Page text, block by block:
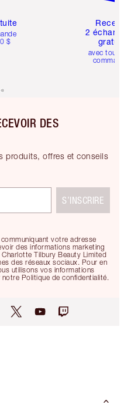
$
2
avec
DES
produits, offres et conseils
votre adresse
des informations marketing
Tilbury Beauty Limited
des réseaux sociaux. Pour en
utilisons vos informations
Politique de confidentialité.
S’INSCRIRE